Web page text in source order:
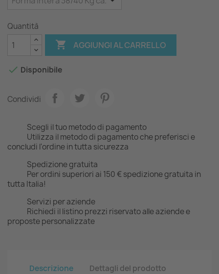
Quantità
 AGGIUNGI AL CARRELLO
 Disponibile
Condividi
Scegli il tuo metodo di pagamento
Utilizza il metodo di pagamento che preferisci e
concludi l'ordine in tutta sicurezza
Spedizione gratuita
Per ordini superiori ai 150 € spedizione gratuita in
tutta Italia!
Servizi per aziende
Richiedi il listino prezzi riservato alle aziende e
proposte personalizzate
Descrizione Dettagli del prodotto